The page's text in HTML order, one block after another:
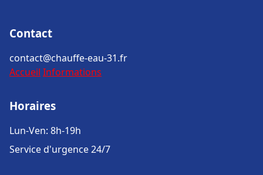
Contact
contact@chauffe-eau-31.fr
Accueil Informations
Horaires
Lun-Ven: 8h-19h
Service d'urgence 24/7